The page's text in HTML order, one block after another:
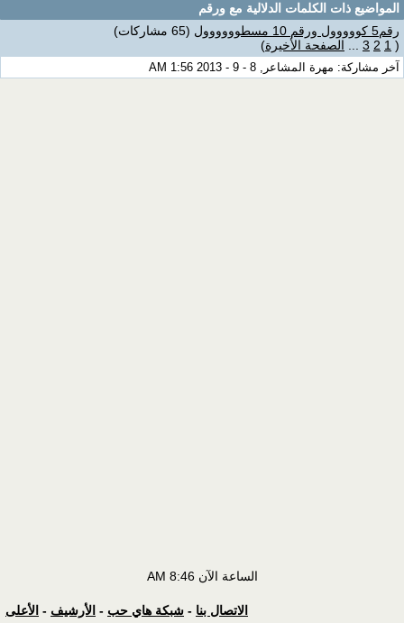
المواضيع ذات الكلمات الدلالية مع ورقم
رقم5 كووووول ورقم 10 مسطوووووول
(65 مشاركات)
(
1
2
3 الصفحة الأخيرة)
آخر مشاركة: مهرة المشاعر, 8 - 9 - 2013 1:56 AM
الساعة الآن8:46 AM
الاتصال بنا - شبكة هاي حب - الأرشيف - الأعلى